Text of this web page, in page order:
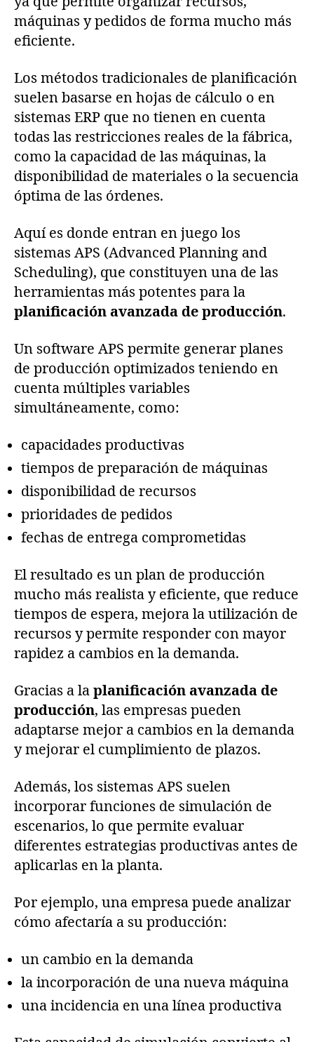
máquinas y pedidos de forma mucho más
eficiente.
Los métodos tradicionales de planificación
suelen basarse en hojas de cálculo o en
sistemas ERP que no tienen en cuenta
todas las restricciones reales de la fábrica,
como la capacidad de las máquinas, la
disponibilidad de materiales o la secuencia
óptima de las órdenes.
Aquí es donde entran en juego los
sistemas APS (Advanced Planning and
Scheduling), que constituyen una de las
herramientas más potentes para la
planificación avanzada de producción.
Un software APS permite generar planes
de producción optimizados teniendo en
cuenta múltiples variables
simultáneamente, como:
capacidades productivas
tiempos de preparación de máquinas
disponibilidad de recursos
prioridades de pedidos
fechas de entrega comprometidas
El resultado es un plan de producción
mucho más realista y eficiente, que reduce
tiempos de espera, mejora la utilización de
recursos y permite responder con mayor
rapidez a cambios en la demanda.
Gracias a la planificación avanzada de
producción, las empresas pueden
adaptarse mejor a cambios en la demanda
y mejorar el cumplimiento de plazos.
Además, los sistemas APS suelen
incorporar funciones de simulación de
escenarios, lo que permite evaluar
diferentes estrategias productivas antes de
aplicarlas en la planta.
Por ejemplo, una empresa puede analizar
cómo afectaría a su producción:
un cambio en la demanda
la incorporación de una nueva máquina
una incidencia en una línea productiva